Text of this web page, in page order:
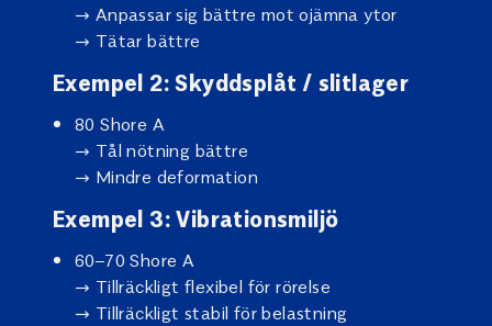
→ Anpassar sig bättre mot ojämna ytor
→ Tätar bättre
Exempel 2: Skyddsplåt / slitlager
80 Shore A
→ Tål nötning bättre
→ Mindre deformation
Exempel 3: Vibrationsmiljö
60–70 Shore A
→ Tillräckligt flexibel för rörelse
→ Tillräckligt stabil för belastning